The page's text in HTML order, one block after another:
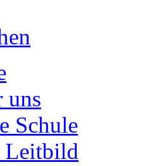
uns
Schule
Leitbild